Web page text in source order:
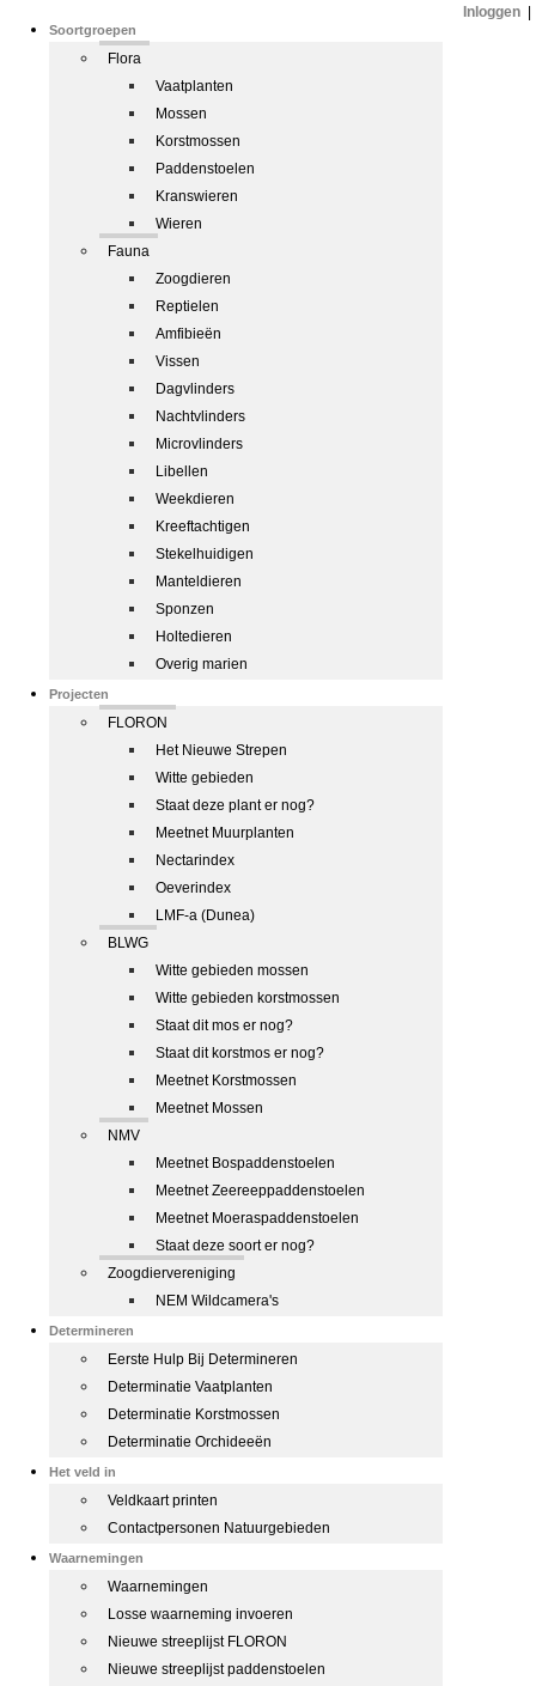
Soortgroepen
Flora
Vaatplanten
Mossen
Korstmossen
Paddenstoelen
Kranswieren
Wieren
Fauna
Zoogdieren
Reptielen
Amfibieën
Vissen
Dagvlinders
Nachtvlinders
Microvlinders
Libellen
Weekdieren
Kreeftachtigen
Stekelhuidigen
Manteldieren
Sponzen
Holtedieren
Overig marien
Projecten
FLORON
Het Nieuwe Strepen
Witte gebieden
Staat deze plant er nog?
Meetnet Muurplanten
Nectarindex
Oeverindex
LMF-a (Dunea)
BLWG
Witte gebieden mossen
Witte gebieden korstmossen
Staat dit mos er nog?
Staat dit korstmos er nog?
Meetnet Korstmossen
Meetnet Mossen
NMV
Meetnet Bospaddenstoelen
Meetnet Zeereeppaddenstoelen
Meetnet Moeraspaddenstoelen
Staat deze soort er nog?
Zoogdiervereniging
NEM Wildcamera's
Determineren
Eerste Hulp Bij Determineren
Determinatie Vaatplanten
Determinatie Korstmossen
Determinatie Orchideeën
Het veld in
Veldkaart printen
Contactpersonen Natuurgebieden
Waarnemingen
Waarnemingen
Losse waarneming invoeren
Nieuwe streeplijst FLORON
Nieuwe streeplijst paddenstoelen
Inloggen